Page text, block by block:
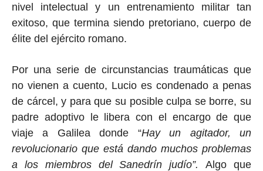
nivel intelectual y un entrenamiento militar tan
exitoso, que termina siendo pretoriano, cuerpo de
élite del ejército romano.
Por una serie de circunstancias traumáticas que
no vienen a cuento, Lucio es condenado a penas
de cárcel, y para que su posible culpa se borre, su
padre adoptivo le libera con el encargo de que
viaje a Galilea donde “Hay un agitador, un
revolucionario que está dando muchos problemas
a los miembros del Sanedrín judío”.Algo que